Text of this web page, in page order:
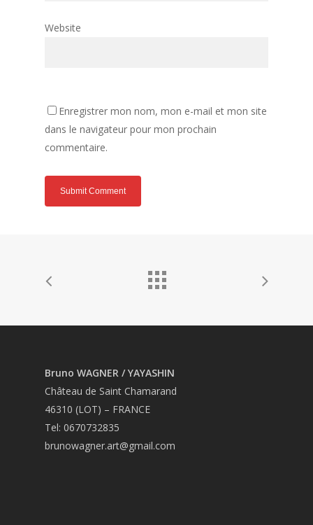
Website
Enregistrer mon nom, mon e-mail et mon site
dans le navigateur pour mon prochain
commentaire.
Bruno WAGNER / YAYASHIN
Château de Saint Chamarand
46310 (LOT) – FRANCE
Tel: 0670732835
brunowagner.art@gmail.com